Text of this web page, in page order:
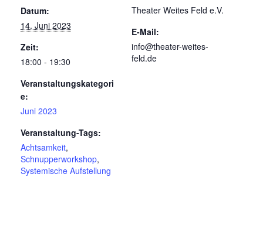
Datum:
14. Juni 2023
Zeit:
18:00 - 19:30
Veranstaltungskategori
e:
Juni 2023
Veranstaltung-Tags:
Achtsamkeit,
Schnupperworkshop,
Systemische Aufstellung
Theater Weites Feld e.V.
E-Mail:
info@theater-weites-
feld.de